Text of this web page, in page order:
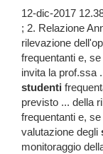
12-dic-2017
; 2. Relazione
rilevazione
frequentanti e,
invita la prof.ssa
studenti
previsto ... della
frequentanti e,
valutazione degli
monitoraggio